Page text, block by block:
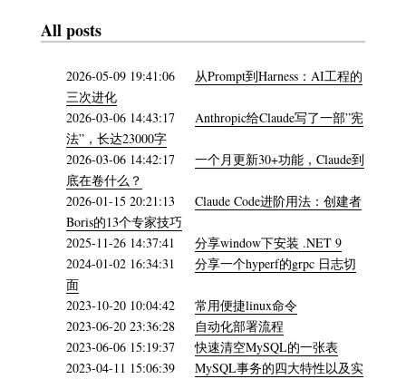
All posts
2026-05-09 19:41:06 从Prompt到Harness：AI工程的
三次进化
2026-03-06 14:43:17 Anthropic给Claude写了一部”宪
法”，长达23000字
2026-03-06 14:42:17 一个月更新30+功能，Claude到
底在卷什么？
2026-01-15 20:21:13 Claude Code进阶用法：创建者
Boris的13个专家技巧
2025-11-26 14:37:41 分享window下安装 .NET 9
2024-01-02 16:34:31 分享一个hyperf的grpc 日志切
面
2023-10-20 10:04:42 常用便捷linux命令
2023-06-20 23:36:28
自动化部署流程
2023-06-06 15:19:37快速清空MySQL的一张表
2023-04-11 15:06:39 MySQL事务的四大特性以及实